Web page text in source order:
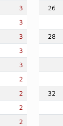
3
3
3
3
3
2
2
2
2
26
28
32